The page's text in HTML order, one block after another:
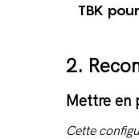
TBK
2.
Mettre en
Cette